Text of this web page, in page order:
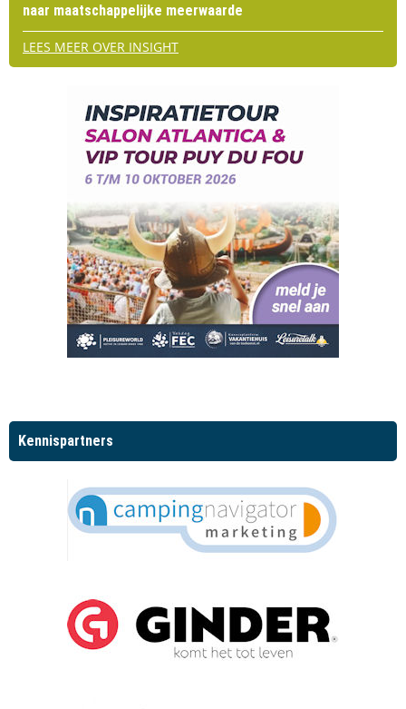
naar maatschappelijke meerwaarde
LEES MEER OVER INSIGHT
Kennispartners